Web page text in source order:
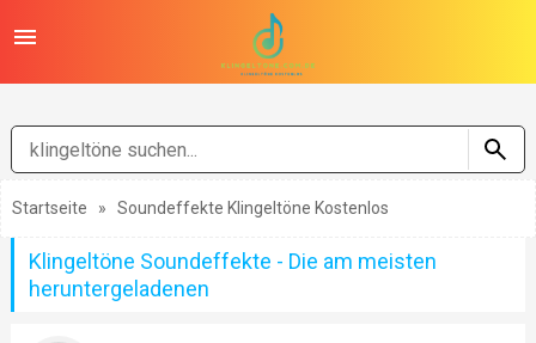
Startseite » Soundeffekte Klingeltöne Kostenlos
Klingeltöne Soundeffekte - Die am meisten
heruntergeladenen